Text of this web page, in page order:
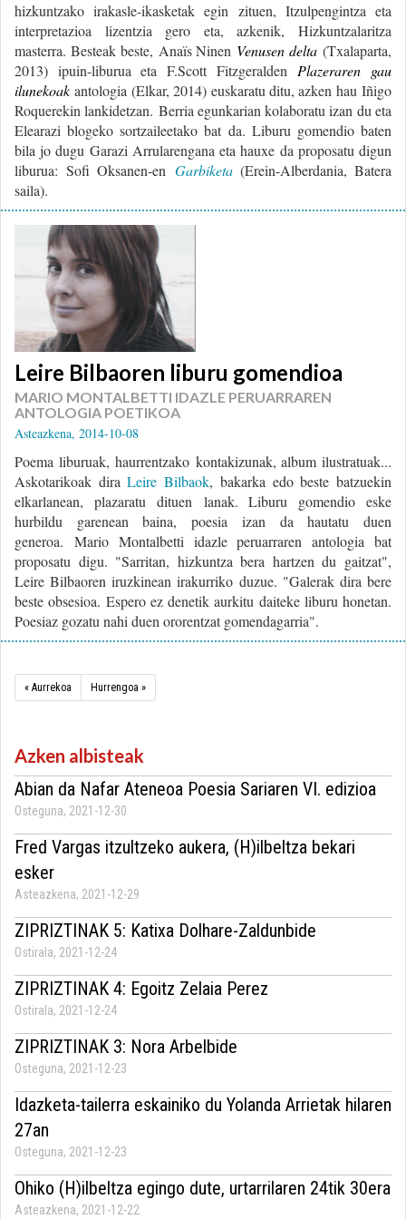
hizkuntzako irakasle-ikasketak egin zituen, Itzulpengintza eta
interpretazioa lizentzia gero eta, azkenik, Hizkuntzalaritza
masterra. Besteak beste, Anaïs Ninen Venusen delta (Txalaparta,
2013) ipuin-liburua eta F.Scott Fitzgeralden Plazeraren gau
ilunekoakantologia (Elkar, 2014) euskaratu ditu, azken hau Iñigo
Roquerekin lankidetzan. Berria egunkarian kolaboratu izan du eta
Elearazi blogeko sortzaileetako bat da. Liburu gomendio baten
bila jo dugu Garazi Arrularengana eta hauxe da proposatu digun
liburua: Sofi Oksanen-en Garbiketa (Erein-Alberdania, Batera
saila).
Leire Bilbaoren liburu gomendioa
MARIO MONTALBETTI IDAZLE PERUARRAREN
ANTOLOGIA POETIKOA
Asteazkena, 2014-10-08
Poema liburuak, haurrentzako kontakizunak, album ilustratuak...
Askotarikoak diraLeire Bilbaok, bakarka edo beste batzuekin
elkarlanean, plazaratu dituen lanak. Liburu gomendio eske
hurbildu garenean baina, poesia izan da hautatu duen
generoa. Mario Montalbetti idazle peruarraren antologia bat
proposatu digu. "Sarritan, hizkuntza bera hartzen du gaitzat",
Leire Bilbaoren iruzkinean irakurriko duzue. "Galerak dira bere
beste obsesioa. Espero ez denetik aurkitu daiteke liburu honetan.
Poesiaz gozatu nahi duen ororentzat gomendagarria".
« Aurrekoa Hurrengoa »
Azken albisteak
Abian da Nafar Ateneoa Poesia Sariaren VI. edizioa
Osteguna, 2021-12-30
Fred Vargas itzultzeko aukera, (H)ilbeltza bekari
esker
Asteazkena, 2021-12-29
ZIPRIZTINAK 5: Katixa Dolhare-Zaldunbide
Ostirala, 2021-12-24
ZIPRIZTINAK 4: Egoitz Zelaia Perez
Ostirala, 2021-12-24
ZIPRIZTINAK 3: Nora Arbelbide
Osteguna, 2021-12-23
Idazketa-tailerra eskainiko du Yolanda Arrietak hilaren
27an
Osteguna, 2021-12-23
Ohiko (H)ilbeltza egingo dute, urtarrilaren 24tik 30era
Asteazkena, 2021-12-22